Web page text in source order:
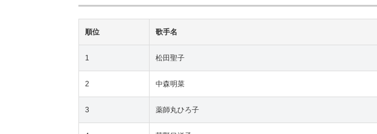
順位 歌手名
1 松田聖子
2 中森明菜
3 薬師丸ひろ子